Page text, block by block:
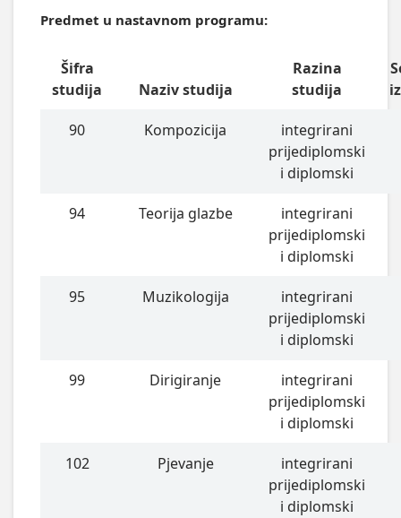
Predmet u nastavnom programu:
Šifra
studija
Naziv studija
Razina
studija
90 Kompozicija
integrirani
prijediplomski
i diplomski
94 Teorija glazbe
integrirani
prijediplomski
i diplomski
95 Muzikologija
integrirani
prijediplomski
i diplomski
99 Dirigiranje
integrirani
prijediplomski
i diplomski
102 Pjevanje
integrirani
prijediplomski
i diplomski